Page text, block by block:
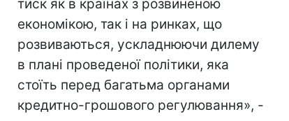
тиск як в країнах з розвиненою
економікою, так і на ринках, що
розвиваються, ускладнюючи дилему
в плані проведеної політики, яка
стоїть перед багатьма органами
кредитно-грошового регулювання», -